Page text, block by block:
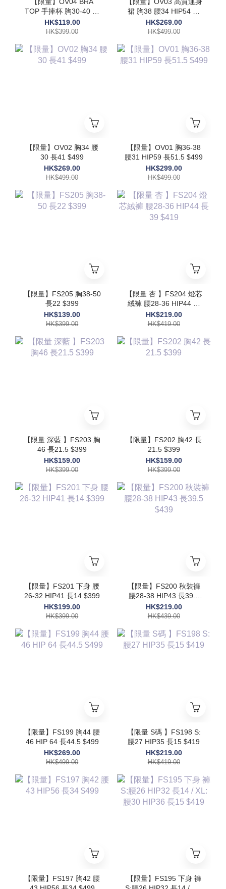
TOP 手捧杯 胸30-40 長
17.5$399
HK$119.00
HK$399.00
裙 胸38 腰34 HIP54 長
48 $499
HK$269.00
HK$499.00
【限量】OV02 胸34 腰
30 長41 $499
HK$269.00
HK$499.00
【限量】OV01 胸36-38
腰31 HIP59 長51.5 $499
HK$299.00
HK$499.00
【限量】FS205 胸38-50
長22 $399
HK$139.00
HK$399.00
【限量 杏 】FS204 燈芯
絨褲 腰28-36 HIP44 長
39 $419
HK$219.00
HK$419.00
【限量 深藍 】FS203 胸
46 長21.5 $399
HK$159.00
HK$399.00
【限量】FS202 胸42 長
21.5 $399
HK$159.00
HK$399.00
【限量】FS201 下身 腰
26-32 HIP41 長14 $399
HK$199.00
HK$399.00
【限量】FS200 秋裝褲
腰28-38 HIP43 長39.5
$439
HK$219.00
HK$439.00
【限量】FS199 胸44 腰
46 HIP 64 長44.5 $499
HK$269.00
HK$499.00
【限量 S碼 】FS198 S:
腰27 HIP35 長15 $419
HK$219.00
HK$419.00
【限量】FS197 胸42 腰
【限量】FS195 下身 褲